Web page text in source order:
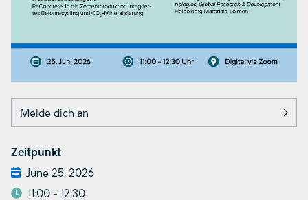
Melde dich an
Zeitpunkt
June 25, 2026
11:00 - 12:30